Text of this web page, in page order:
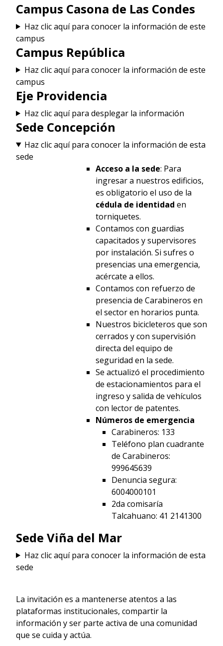
Campus Casona de Las Condes
Haz clic aquí para conocer la información de este
campus
Campus República
Haz clic aquí para conocer la información de este
campus
Eje Providencia
Haz clic aquí para desplegar la información
Sede Concepción
Haz clic aquí para conocer la información de esta
sede
Acceso a la sede: Para
ingresar a nuestros edificios,
es obligatorio el uso de la
cédula de identidad en
torniquetes.
Contamos con guardias
capacitados y supervisores
por instalación. Si sufres o
presencias una emergencia,
acércate a ellos.
Contamos con refuerzo de
presencia de Carabineros en
el sector en horarios punta.
Nuestros bicicleteros que son
cerrados y con supervisión
directa del equipo de
seguridad en la sede.
Se actualizó el procedimiento
de estacionamientos para el
ingreso y salida de vehículos
con lector de patentes.
Números de emergencia
Carabineros: 133
Teléfono plan cuadrante
de Carabineros:
999645639
Denuncia segura:
6004000101
2da comisaría
Talcahuano: 41 2141300
Sede Viña del Mar
Haz clic aquí para conocer la información de esta
sede
La invitación es a mantenerse atentos a las
plataformas institucionales, compartir la
información y ser parte activa de una comunidad
que se cuida y actúa.